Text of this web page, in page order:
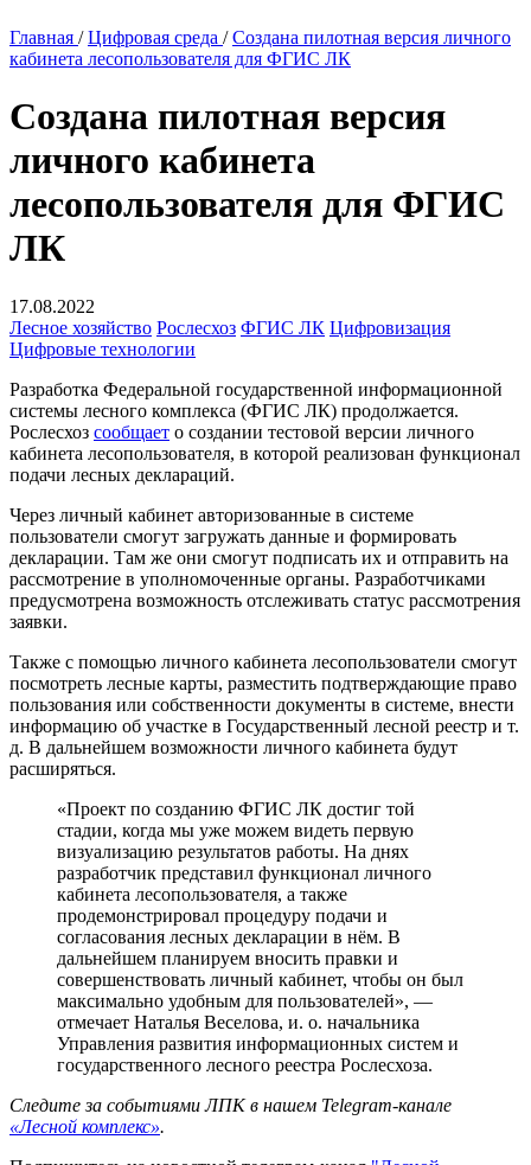
Главная / Цифровая среда / Создана пилотная версия личного
кабинета лесопользователя для ФГИС ЛК
Создана пилотная версия
личного кабинета
лесопользователя для ФГИС
ЛК
17.08.2022
Лесное хозяйство Рослесхоз ФГИС ЛК Цифровизация
Цифровые технологии
Разработка Федеральной государственной информационной
системы лесного комплекса (ФГИС ЛК) продолжается.
Рослесхоз сообщает о создании тестовой версии личного
кабинета лесопользователя, в которой реализован функционал
подачи лесных деклараций.
Через личный кабинет авторизованные в системе
пользователи смогут загружать данные и формировать
декларации. Там же они смогут подписать их и отправить на
рассмотрение в уполномоченные органы. Разработчиками
предусмотрена возможность отслеживать статус рассмотрения
заявки.
Также с помощью личного кабинета лесопользователи смогут
посмотреть лесные карты, разместить подтверждающие право
пользования или собственности документы в системе, внести
информацию об участке в Государственный лесной реестр и т.
д. В дальнейшем возможности личного кабинета будут
расширяться.
«Проект по созданию ФГИС ЛК достиг той
стадии, когда мы уже можем видеть первую
визуализацию результатов работы. На днях
разработчик представил функционал личного
кабинета лесопользователя, а также
продемонстрировал процедуру подачи и
согласования лесных декларации в нём. В
дальнейшем планируем вносить правки и
совершенствовать личный кабинет, чтобы он был
максимально удобным для пользователей», —
отмечает Наталья Веселова, и. о. начальника
Управления развития информационных систем и
государственного лесного реестра Рослесхоза.
Следите за событиями ЛПК в нашем Telegram-канале
«Лесной комплекс».